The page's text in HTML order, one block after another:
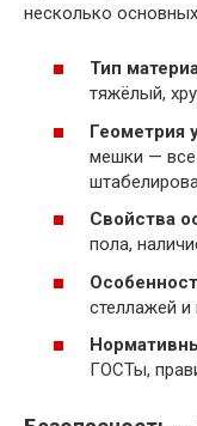
несколько
Тип
тяжёлый,
Геометрия
мешки — все
Свойства
пола,
стеллажей и
ГОСТы,